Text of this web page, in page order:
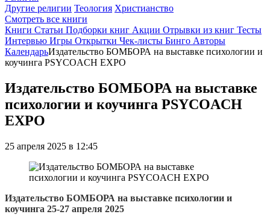
Другие религии Теология Христианство
Смотреть все книги
Книги Статьи Подборки книг Акции Отрывки из книг Тесты
Интервью Игры Открытки Чек-листы Бинго Авторы
КалендарьИздательство БОМБОРА на выставке психологии и
коучинга PSYCOACH EXPO
Издательство БОМБОРА на выставке
психологии и коучинга PSYCOACH
EXPO
25 апреля 2025 в 12:45
Издательство БОМБОРА на выставке психологии и
коучинга 25-27 апреля 2025